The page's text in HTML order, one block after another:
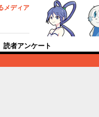
メディア
読者アンケート